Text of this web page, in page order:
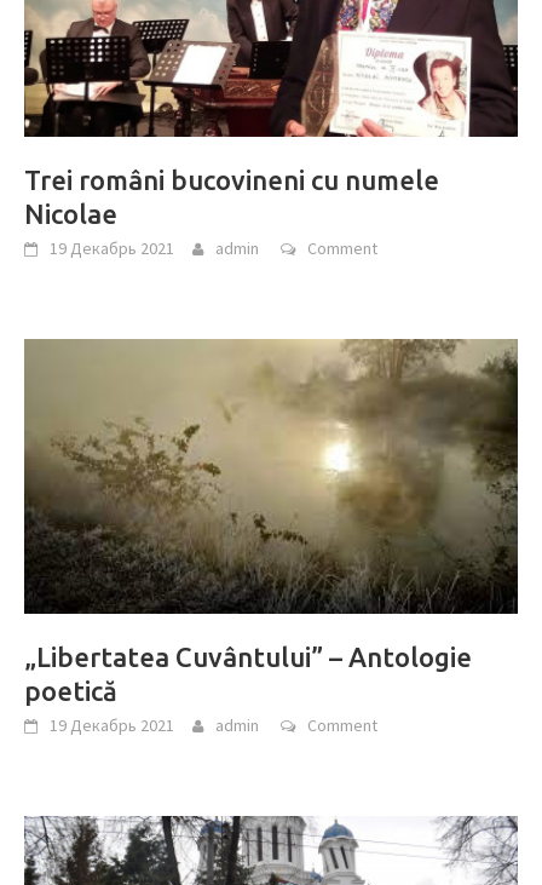
Trei români bucovineni cu numele
Nicolae
19 Декабрь 2021 admin Comment
„Libertatea Cuvântului” – Antologie
poetică
19 Декабрь 2021 admin Comment